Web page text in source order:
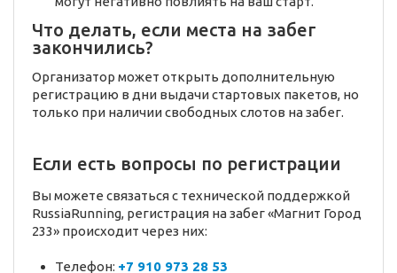
Что делать, если места на забег
закончились?
Организатор может открыть дополнительную
регистрацию в дни выдачи стартовых пакетов, но
только при наличии свободных слотов на забег.
Если есть вопросы по регистрации
Вы можете связаться с технической поддержкой
RussiaRunning, регистрация на забег «Магнит Город
233» происходит через них:
Телефон: +7 910 973 28 53